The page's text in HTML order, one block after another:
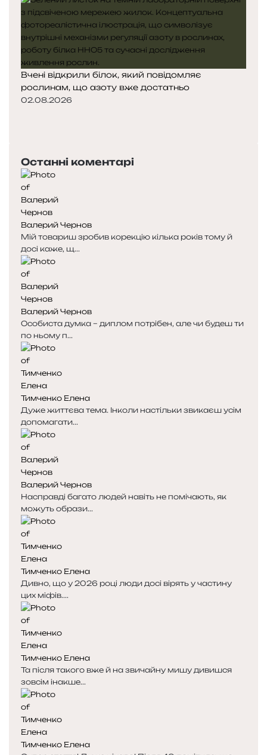
Вчені відкрили білок, який повідомляє
рослинам, що азоту вже достатньо
02.08.2026
р
е
д
н
я
с
т
о
р
і
н
к
а
т
у
п
н
а
с
т
о
р
і
н
к
а
Останні коментарі
Валерий Чернов
Мій товариш зробив корекцію кілька років тому й
досі каже, щ...
Валерий Чернов
Особиста думка – диплом потрібен, але чи будеш ти
по ньому п...
Тимченко Елена
Дуже життєва тема. Інколи настільки звикаєш усім
допомагати...
Валерий Чернов
Насправді багато людей навіть не помічають, як
можуть образи...
Тимченко Елена
Дивно, що у 2026 році люди досі вірять у частину
цих міфів....
Тимченко Елена
Та після такого вже й на звичайну мишу дивишся
зовсім інакше...
Тимченко Елена